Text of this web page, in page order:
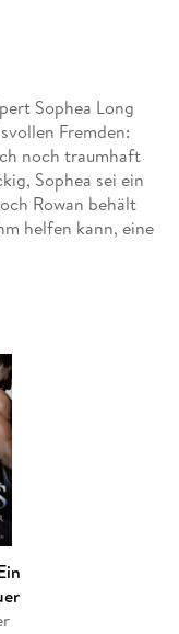
Sophea Long
Fremden:
noch traumhaft
Sophea sei ein
Rowan behält
helfen kann, eine